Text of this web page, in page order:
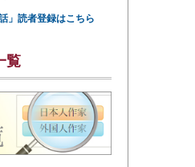
」読者登録はこちら
覧